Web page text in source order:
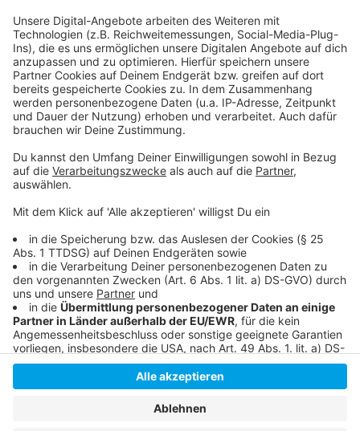
Nutzung des Service zu, um dieses
Video anzusehen.
Mehr Informationen
Akzeptieren
Management Platform
Eine der aufstrebenden Pop-Acts hat mit "Someone
Else" eine neue Single veröffentlicht: ClockClock. Es
ist Vorbote für ein folgendes Album, sowie eine
Track.
Anzeige